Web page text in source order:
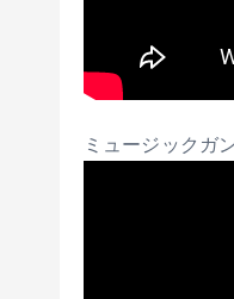
ミュージックガ